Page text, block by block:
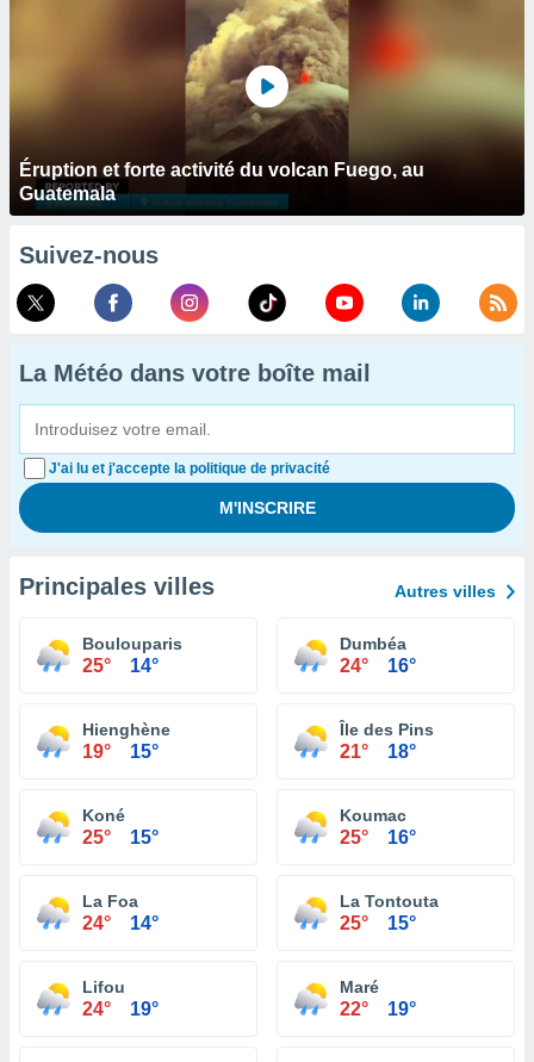
Éruption et forte activité du volcan Fuego, au
Guatemala
Suivez-nous
La Météo dans votre boîte mail
J'ai lu et j'accepte la politique de privacité
Principales villes Autres villes
Boulouparis
25° 14°
Dumbéa
24° 16°
Hienghène
19° 15°
Île des Pins
21° 18°
Koné
25° 15°
Koumac
25° 16°
La Foa
24° 14°
La Tontouta
25° 15°
Lifou
24° 19°
Maré
22° 19°